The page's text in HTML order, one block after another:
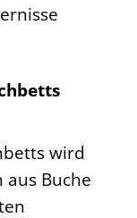
wird
Buche